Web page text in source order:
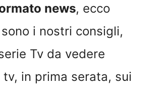
news, ecco
i nostri consigli,
Tv da vedere
in prima serata, sui